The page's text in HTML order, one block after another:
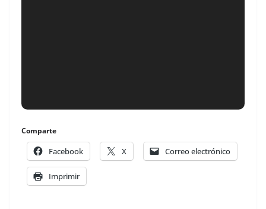
Comparte
Facebook X Correo electrónico
Imprimir